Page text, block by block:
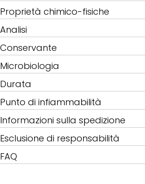
Proprietà chimico-fisiche
Analisi
Conservante
Microbiologia
Durata
Punto di infiammabilità
Informazioni sulla spedizione
Esclusione di responsabilità
FAQ